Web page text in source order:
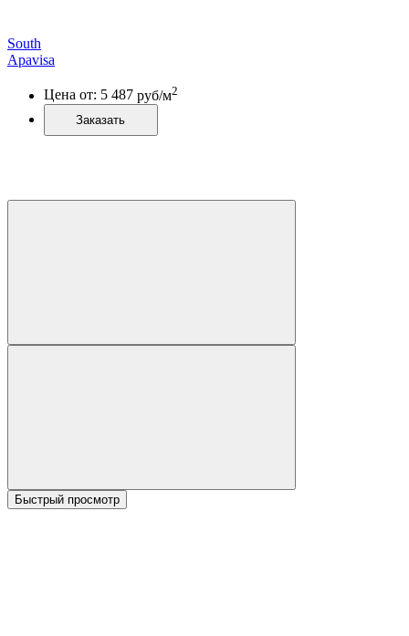
South
Apavisa
Цена от: 5 487 руб/м2
Заказать
Быстрый просмотр